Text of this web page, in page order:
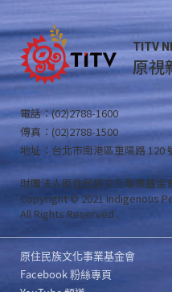
TITV
原視
電話：(02)2788-1600
傳真：(02)2788-1500
地址：台北市南港區重陽路 120
財團法人原住民族文化事業基金
Copyright © 2021 Indigenous
All Rights Reserved .
原住民族文化事業基金會
Facebook 粉絲專頁